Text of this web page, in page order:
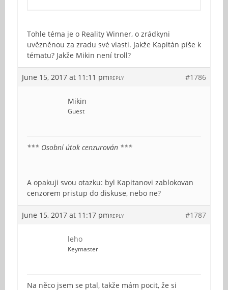
Tohle téma je o Reality Winner, o zrádkyni
uvězněnou za zradu své vlasti. Jakže Kapitán píše k
tématu? Jakže Mikin není troll?
June 15, 2017 at 11:11 pm #1786
REPLY
Mikin
Guest
*** Osobní útok cenzurován ***
A opakuji svou otazku: byl Kapitanovi zablokovan
cenzorem pristup do diskuse, nebo ne?
June 15, 2017 at 11:17 pm #1787
REPLY
leho
Keymaster
Na něco jsem se ptal, takže mám pocit, že si